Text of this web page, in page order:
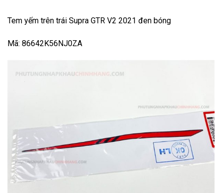
Tem yếm trên trái Supra GTR V2 2021 đen bóng
Mã: 86642K56NJ0ZA